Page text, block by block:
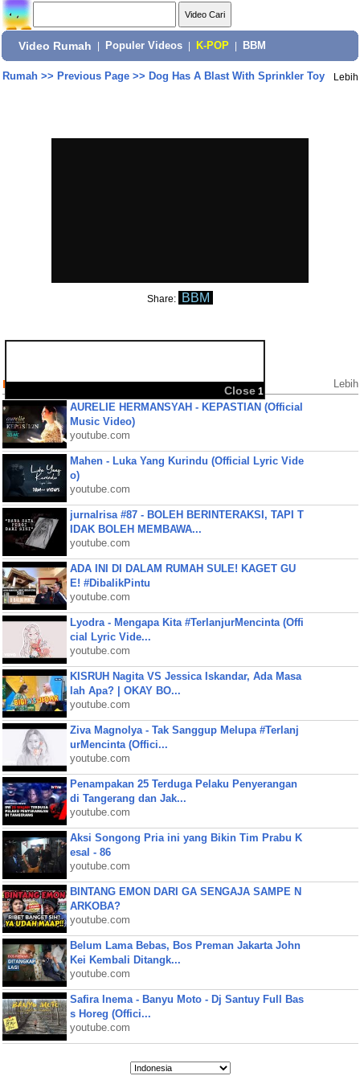
Video Rumah Populer Videos K-POP BBM
Rumah>> Previous Page>> Dog Has A Blast With Sprinkler Toy Lebih
Share: BBM
Populer Videos Lebih
AURELIE HERMANSYAH - KEPASTIAN (Official
Music Video)
youtube.com
Mahen - Luka Yang Kurindu (Official Lyric Vide
o)
youtube.com
jurnalrisa #87 - BOLEH BERINTERAKSI, TAPI T
IDAK BOLEH MEMBAWA...
youtube.com
ADA INI DI DALAM RUMAH SULE! KAGET GU
E! #DibalikPintu
youtube.com
Lyodra - Mengapa Kita #TerlanjurMencinta (Offi
cial Lyric Vide...
youtube.com
KISRUH Nagita VS Jessica Iskandar, Ada Masa
lah Apa? | OKAY BO...
youtube.com
Ziva Magnolya - Tak Sanggup Melupa #Terlanj
urMencinta (Offici...
youtube.com
Penampakan 25 Terduga Pelaku Penyerangan
di Tangerang dan Jak...
youtube.com
Aksi Songong Pria ini yang Bikin Tim Prabu K
esal - 86
youtube.com
BINTANG EMON DARI GA SENGAJA SAMPE N
ARKOBA?
youtube.com
Belum Lama Bebas, Bos Preman Jakarta John
Kei Kembali Ditangk...
youtube.com
Safira Inema - Banyu Moto - Dj Santuy Full Bas
s Horeg (Offici...
youtube.com